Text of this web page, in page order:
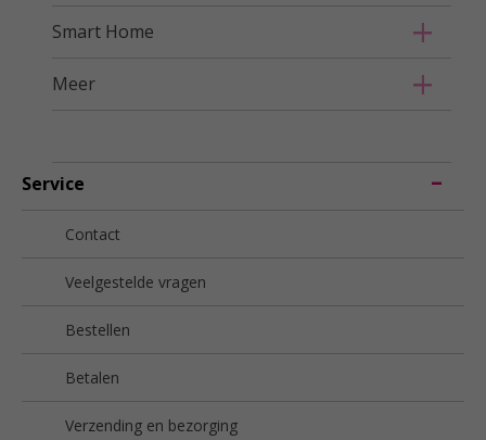
Smart Home
Meer
Service
Contact
Veelgestelde vragen
Bestellen
Betalen
Verzending en bezorging